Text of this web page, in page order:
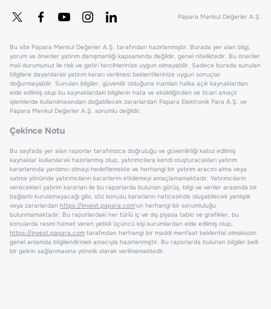
Papara Menkul Değerler A.Ş.
Bu site Papara Menkul Değerler A.Ş. tarafından hazırlanmıştır. Burada yer alan bilgi,
yorum ve öneriler yatırım danışmanlığı kapsamında değildir, genel niteliktedir. Bu öneriler
mali durumunuz ile risk ve getiri tercihlerinize uygun olmayabilir. Sadece burada sunulan
bilgilere dayanılarak yatırım kararı verilmesi beklentilerinize uygun sonuçlar
doğurmayabilir. Sunulan bilgiler, güvenilir olduğuna inanılan halka açık kaynaklardan
elde edilmiş olup bu kaynaklardaki bilgilerin hata ve eksikliğinden ve ticari amaçlı
işlemlerde kullanılmasından doğabilecek zararlardan Papara Elektronik Para A.Ş. ve
Papara Menkul Değerler A.Ş. sorumlu değildir.
Çekince Notu
Bu sayfada yer alan raporlar tarafımızca doğruluğu ve güvenilirliği kabul edilmiş
kaynaklar kullanılarak hazırlanmış olup, yatırımcılara kendi oluşturacakları yatırım
kararlarında yardımcı olmayı hedeflemekte ve herhangi bir yatırım aracını alma veya
satma yönünde yatırımcıların kararlarını etkilemeyi amaçlamamaktadır. Yatırımcıların
verecekleri yatırım kararları ile bu raporlarda bulunan görüş, bilgi ve veriler arasında bir
bağlantı kurulamayacağı gibi, söz konusu kararların neticesinde oluşabilecek yanlışlık
veya zararlardan https://invest.papara.com'un herhangi bir sorumluluğu
bulunmamaktadır. Bu raporlardaki her türlü iç ve dış piyasa tablo ve grafikler, bu
konularda resmi hizmet veren yetkili üçüncü kişi kurumlardan elde edilmiş olup,
https://invest.papara.com tarafından herhangi bir maddi menfaat beklentisi olmaksızın
genel anlamda bilgilendirmek amacıyla hazırlanmıştır. Bu raporlarda bulunan bilgiler belli
bir gelirin sağlanmasına yönelik olarak verilmemektedir.